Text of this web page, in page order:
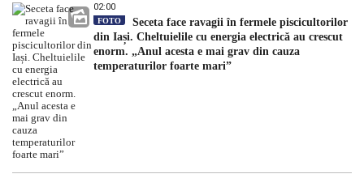
02:00
FOTO
Seceta face ravagii în fermele piscicultorilor
din Iași. Cheltuielile cu energia electrică au crescut
enorm. „Anul acesta e mai grav din cauza
temperaturilor foarte mari”